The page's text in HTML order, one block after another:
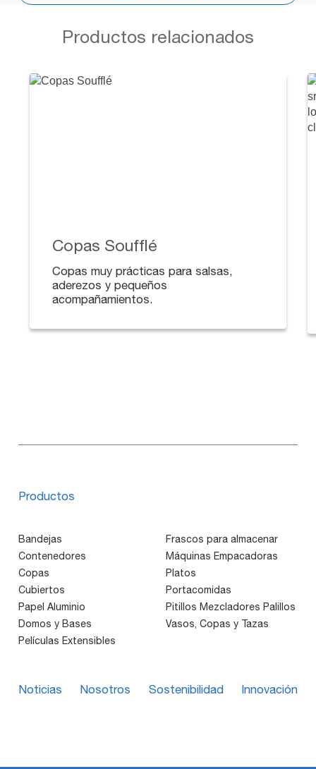
Productos relacionados
Copas Soufflé
Copas muy prácticas para salsas,
aderezos y pequeños
acompañamientos.
Productos
Bandejas
Contenedores
Copas
Cubiertos
Papel Aluminio
Domos y Bases
Películas Extensibles
Frascos para almacenar
Máquinas Empacadoras
Platos
Portacomidas
Pitillos Mezcladores Palillos
Vasos, Copas y Tazas
Noticias Nosotros Sostenibilidad Innovación